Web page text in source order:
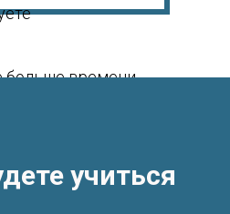
больше времени
учиться